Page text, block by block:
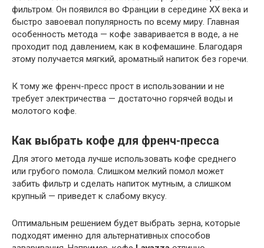
фильтром. Он появился во Франции в середине XX века и
быстро завоевал популярность по всему миру. Главная
особенность метода — кофе заваривается в воде, а не
проходит под давлением, как в кофемашине. Благодаря
этому получается мягкий, ароматный напиток без горечи.
К тому же френч-пресс прост в использовании и не
требует электричества — достаточно горячей воды и
молотого кофе.
Как выбрать кофе для френч-пресса
Для этого метода лучше использовать кофе среднего
или грубого помола. Слишком мелкий помол может
забить фильтр и сделать напиток мутным, а слишком
крупный — приведет к слабому вкусу.
Оптимальным решением будет выбрать зерна, которые
подходят именно для альтернативных способов